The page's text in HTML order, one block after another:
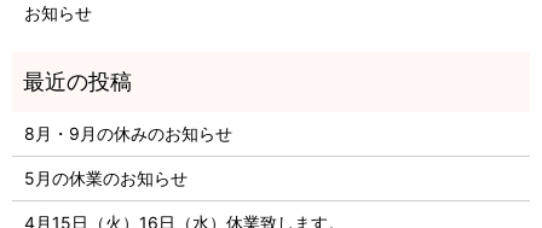
お知らせ
8月・9月の休みのお知らせ
5月の休業のお知らせ
4月15日（火）16日（水）休業致します。